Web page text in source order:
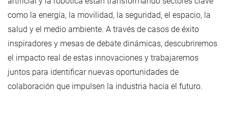
como la energía, la movilidad, la seguridad, el espacio, la
salud y el medio ambiente. A través de casos de éxito
inspiradores y mesas de debate dinámicas, descubriremos
el impacto real de estas innovaciones y trabajaremos
juntos para identificar nuevas oportunidades de
colaboración que impulsen la industria hacia el futuro.